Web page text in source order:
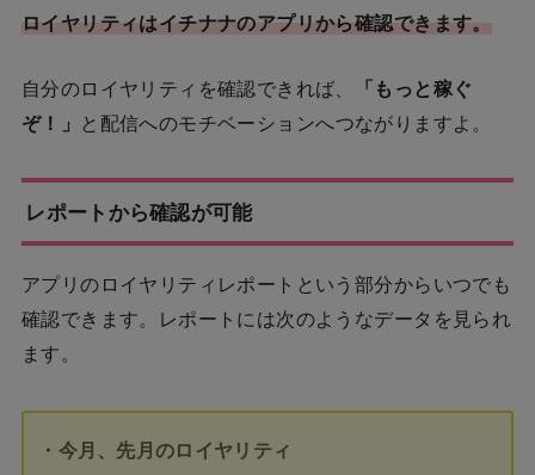
ロイヤリティはイチナナのアプリから確認できます。
自分のロイヤリティを確認できれば、
「もっと稼ぐ
ぞ！」
と配信へのモチベーションへつながりますよ。
レポートから確認が可能
アプリのロイヤリティレポートという部分からいつでも
確認できます。レポートには次のようなデータを見られ
ます。
・今月、先月のロイヤリティ